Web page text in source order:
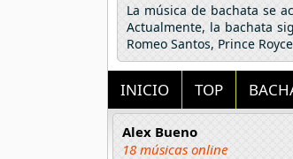
La música de bachata se
Actualmente, la bachata
Romeo Santos, Prince
INICIO TOP
Alex Bueno
18 músicas online